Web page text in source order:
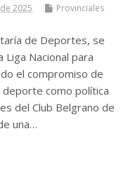
2025
Provinciales
de Deportes, se
Liga Nacional para
el compromiso de
deporte como política
del Club Belgrano de
una…